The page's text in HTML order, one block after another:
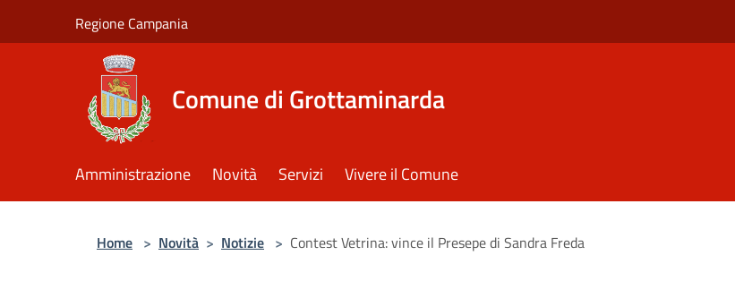
Regione Campania
Comune di Grottaminarda
Amministrazione Novità Servizi Vivere il Comune
Home > Novità > Notizie > Contest Vetrina: vince il Presepe di Sandra Freda